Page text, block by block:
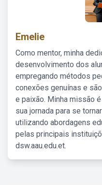
Emelie
Como mentor, minha
desenvolvimento dos
empregando métodos
conexões genuínas e
e paixão. Minha missão
sua jornada para se
utilizando abordagens
pelas principais
dsw.aau.edu.et.